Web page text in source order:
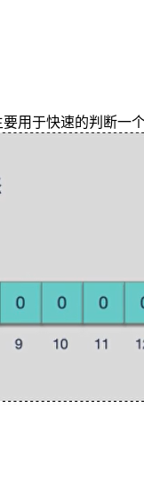
用于快速的判断一